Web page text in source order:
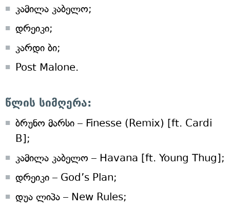
კამილა კაბელო;
დრეიკი;
კარდი ბი;
Post Malone.
წლის სიმღერა:
ბრუნო მარსი – Finesse (Remix) [ft. Cardi
B];
კამილა კაბელო – Havana [ft. Young Thug];
დრეიკი – God’s Plan;
დუა ლიპა – New Rules;